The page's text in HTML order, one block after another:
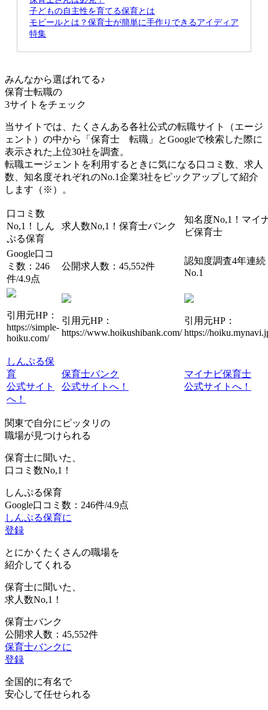
子どもの自主性を育てる保育とは
モビールとは？保育士が簡単に手作りできるアイディア
特集
みんなから選ばれてる♪
保育士転職の
3サイト をチェック
当サイトでは、たくさんある各社公式の転職サイト（エージ
ェント）の中から「保育士 転職」とGoogleで検索した際に
表示された上位30社を調査。
転職エージェントを利用するときに気になる口コミ数、求人
数、知名度それぞれのNo.1企業3社をピックアップして紹介
します（※）。
口コミ数
No,1！ しん
ぷる保育
求人数No,1！ 保育士バンク
知名度No,1！ マイ
ビ保育士
Google口コ
ミ数：246
件/4.9点
公開求人数：45,552件
認知度調査4年連続
No.1
引用元HP：
https://simple-
hoiku.com/
引用元HP：
https://www.hoikushibank.com/
引用元HP：
https://
しんぷる保
育
公式サイト
へ！
保育士バンク
公式サイトへ！
マイナビ保育士
公式サイトへ！
関東で自分にピッタリの
職場が見つけられる
保育士に聞いた、
口コミ数No,1！
しんぷる保育
Google口コミ数：246件/4.9点
しんぷる保育に
登録
とにかくたくさんの職場を
紹介してくれる
保育士に聞いた、
求人数No,1！
保育士バンク
公開求人数：45,552件
保育士バンクに
登録
全国的に有名で
安心して任せられる